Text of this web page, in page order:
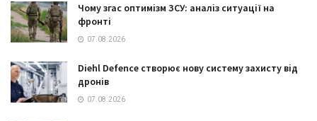
Чому згас оптимізм ЗСУ: аналіз ситуації на
фронті
07.08.2026
Diehl Defence створює нову систему захисту від
дронів
07.08.2026